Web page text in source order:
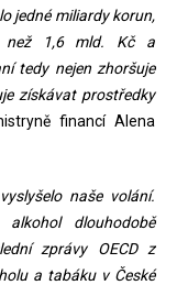
jedné miliardy korun,
než 1,6 mld. Kč a
tedy nejen zhoršuje
získávat prostředky
financí Alena
naše volání.
dlouhodobě
zprávy OECD z
a tabáku v České